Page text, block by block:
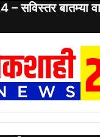
– सविस्तर बातम्या